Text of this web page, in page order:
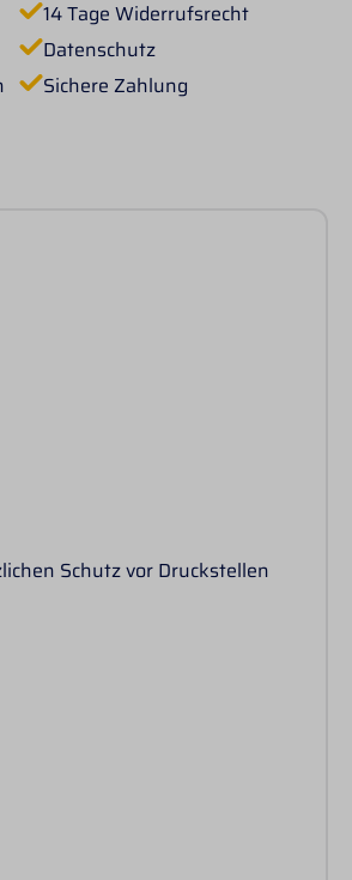
14 Tage Widerrufsrecht
Datenschutz
Sichere Zahlung
Schutz vor Druckstellen